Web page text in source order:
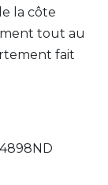
la côte
tout au
fait